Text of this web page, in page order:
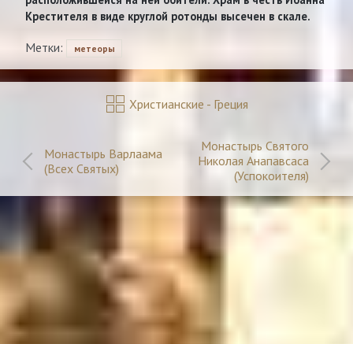
Крестителя в виде круглой ротонды высечен в скале.
Метки: метеоры
Монастырь Варлаама
(Всех Святых)
Христианские - Греция
Монастырь Святого
Николая Анапавсаса
(Успокоителя)